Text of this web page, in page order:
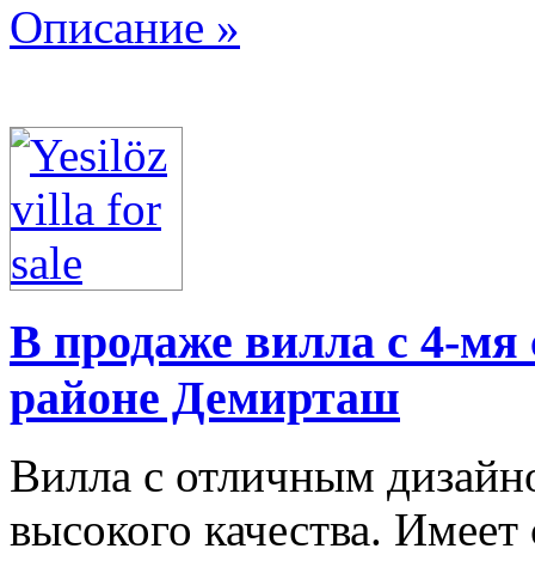
Описание »
В продаже вилла с 4-мя
районе Демирташ
Вилла с отличным
высокого качества. Имеет